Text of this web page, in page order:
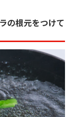
の根元をつけて